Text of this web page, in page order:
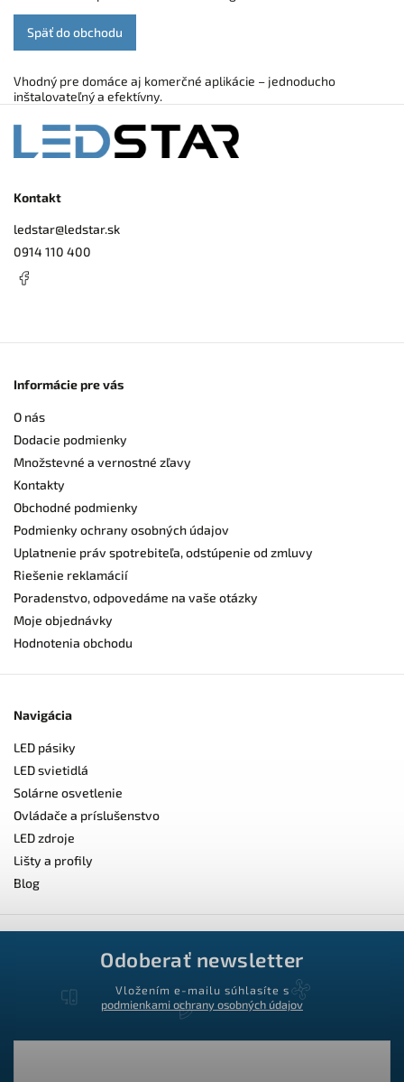
Späť do obchodu
Vhodný pre domáce aj komerčné aplikácie – jednoducho
inštalovateľný a efektívny.
Kontakt
ledstar@ledstar.sk
0914 110 400
Informácie pre vás
O nás
Dodacie podmienky
Množstevné a vernostné zľavy
Kontakty
Obchodné podmienky
Podmienky ochrany osobných údajov
Uplatnenie práv spotrebiteľa, odstúpenie od zmluvy
Riešenie reklamácií
Poradenstvo, odpovedáme na vaše otázky
Moje objednávky
Hodnotenia obchodu
Navigácia
LED pásiky
LED svietidlá
Solárne osvetlenie
Ovládače a príslušenstvo
LED zdroje
Lišty a profily
Blog
Odoberať newsletter
Vložením e-mailu súhlasíte s
podmienkami ochrany osobných údajov